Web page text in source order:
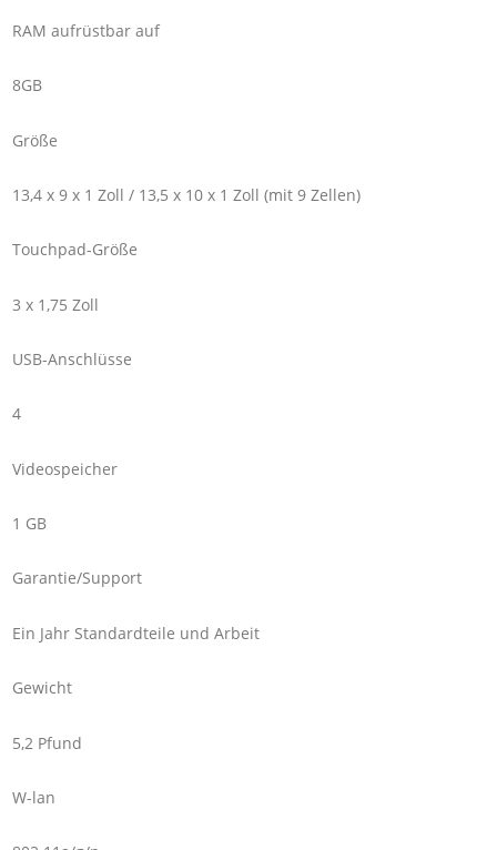
RAM aufrüstbar auf
8GB
Größe
13,4 x 9 x 1 Zoll / 13,5 x 10 x 1 Zoll (mit 9 Zellen)
Touchpad-Größe
3 x 1,75 Zoll
USB-Anschlüsse
4
Videospeicher
1 GB
Garantie/Support
Ein Jahr Standardteile und Arbeit
Gewicht
5,2 Pfund
W-lan